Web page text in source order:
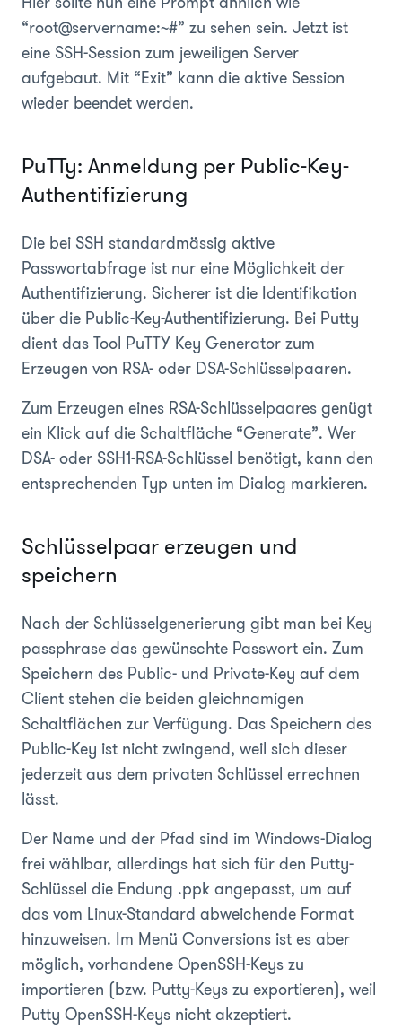
“root@servername:~#” zu sehen sein. Jetzt ist
eine SSH-Session zum jeweiligen Server
aufgebaut. Mit “Exit” kann die aktive Session
wieder beendet werden.
PuTTy: Anmeldung per Public-Key-
Authentifizierung
Die bei SSH standardmässig aktive
Passwortabfrage ist nur eine Möglichkeit der
Authentifizierung. Sicherer ist die Identifikation
über die Public-Key-Authentifizierung. Bei Putty
dient das Tool PuTTY Key Generator zum
Erzeugen von RSA- oder DSA-Schlüsselpaaren.
Zum Erzeugen eines RSA-Schlüsselpaares genügt
ein Klick auf die Schaltfläche “Generate”. Wer
DSA- oder SSH1-RSA-Schlüssel benötigt, kann den
entsprechenden Typ unten im Dialog markieren.
Schlüsselpaar erzeugen und
speichern
Nach der Schlüsselgenerierung gibt man bei Key
passphrasedas gewünschte Passwort ein. Zum
Speichern des Public- und Private-Key auf dem
Client stehen die beiden gleichnamigen
Schaltflächen zur Verfügung. Das Speichern des
Public-Key ist nicht zwingend, weil sich dieser
jederzeit aus dem privaten Schlüssel errechnen
lässt.
Der Name und der Pfad sind im Windows-Dialog
frei wählbar, allerdings hat sich für den Putty-
Schlüssel die Endung .ppk angepasst, um auf
das vom Linux-Standard abweichende Format
hinzuweisen. Im Menü Conversions ist es aber
möglich, vorhandene OpenSSH-Keys zu
importieren (bzw. Putty-Keys zu exportieren), weil
Putty OpenSSH-Keys nicht akzeptiert.